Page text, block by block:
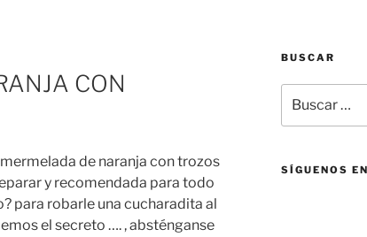
CON
de naranja con trozos
y recomendada para todo
para robarle una cucharadita al
el secreto …. , absténganse
BUSCAR
por:
SÍGUENOS